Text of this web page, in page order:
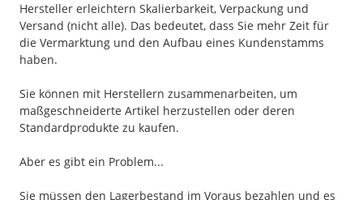
Hersteller erleichtern Skalierbarkeit, Verpackung und
Versand (nicht alle). Das bedeutet, dass Sie mehr Zeit für
die Vermarktung und den Aufbau eines Kundenstamms
haben.
Sie können mit Herstellern zusammenarbeiten, um
maßgeschneiderte Artikel herzustellen oder deren
Standardprodukte zu kaufen.
Aber es gibt ein Problem...
Sie müssen den Lagerbestand im Voraus bezahlen und es